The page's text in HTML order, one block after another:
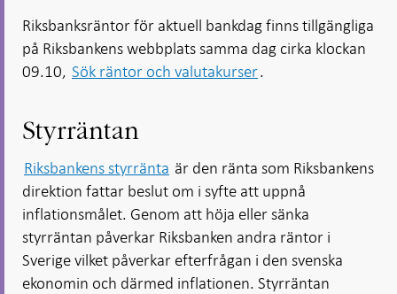
i ny flik
i ny fliki ny fliki ny flik
Riksbanksräntor för aktuell bankdag finns tillgängliga
på Riksbankens webbplats samma dag cirka klockan
09.10, Sök räntor och valutakurser.
Styrräntan
Riksbankens styrränta är den ränta som Riksbankens
direktion fattar beslut om i syfte att uppnå
inflationsmålet. Genom att höja eller sänka
styrräntan påverkar Riksbanken andra räntor i
Sverige vilket påverkar efterfrågan i den svenska
ekonomin och därmed inflationen. Styrräntan